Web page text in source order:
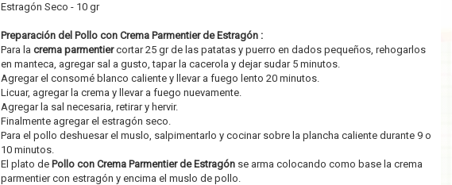
Estragón Seco - 10 gr
Preparación del Pollo con Crema Parmentier de Estragón :
Para la crema parmentiercortar 25 gr de las patatas y puerro en dados pequeños, rehogarlos
en manteca, agregar sal a gusto, tapar la cacerola y dejar sudar 5 minutos.
Agregar el consomé blanco caliente y llevar a fuego lento 20 minutos.
Licuar, agregar la crema y llevar a fuego nuevamente.
Agregar la sal necesaria, retirar y hervir.
Finalmente agregar el estragón seco.
Para el pollo deshuesar el muslo, salpimentarlo y cocinar sobre la plancha caliente durante 9 o
10 minutos.
El plato de Pollo con Crema Parmentier de Estragónse arma colocando como base la crema
parmentier con estragón y encima el muslo de pollo.